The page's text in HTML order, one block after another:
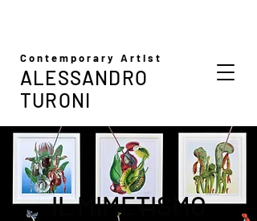
Contemporary Artist
ALESSANDRO
TURONI
IL MIMETISMO